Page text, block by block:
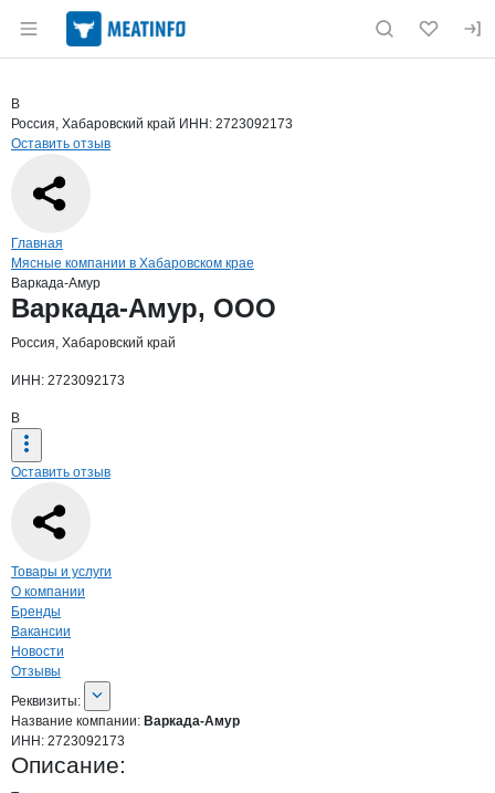
Раздел навигации по сайту meatinfo.ru
Страница компании
Страница компании
Краткая информация о компании
В
Россия, Хабаровский край ИНН: 2723092173
Оставить отзыв
Навигация по сайту
Главная
Мясные компании в Хабаровском крае
Варкада-Амур
Основная информация о компании
Варкада-Амур, ООО
Россия, Хабаровский край
ИНН: 2723092173
В
Оставить отзыв
Навигация по странице
Товары и услуги
О компании
Бренды
Вакансии
Новости
Отзывы
О компании
Реквизиты
Реквизиты:
Название компании: Варкада-Амур
ИНН: 2723092173
Описание: